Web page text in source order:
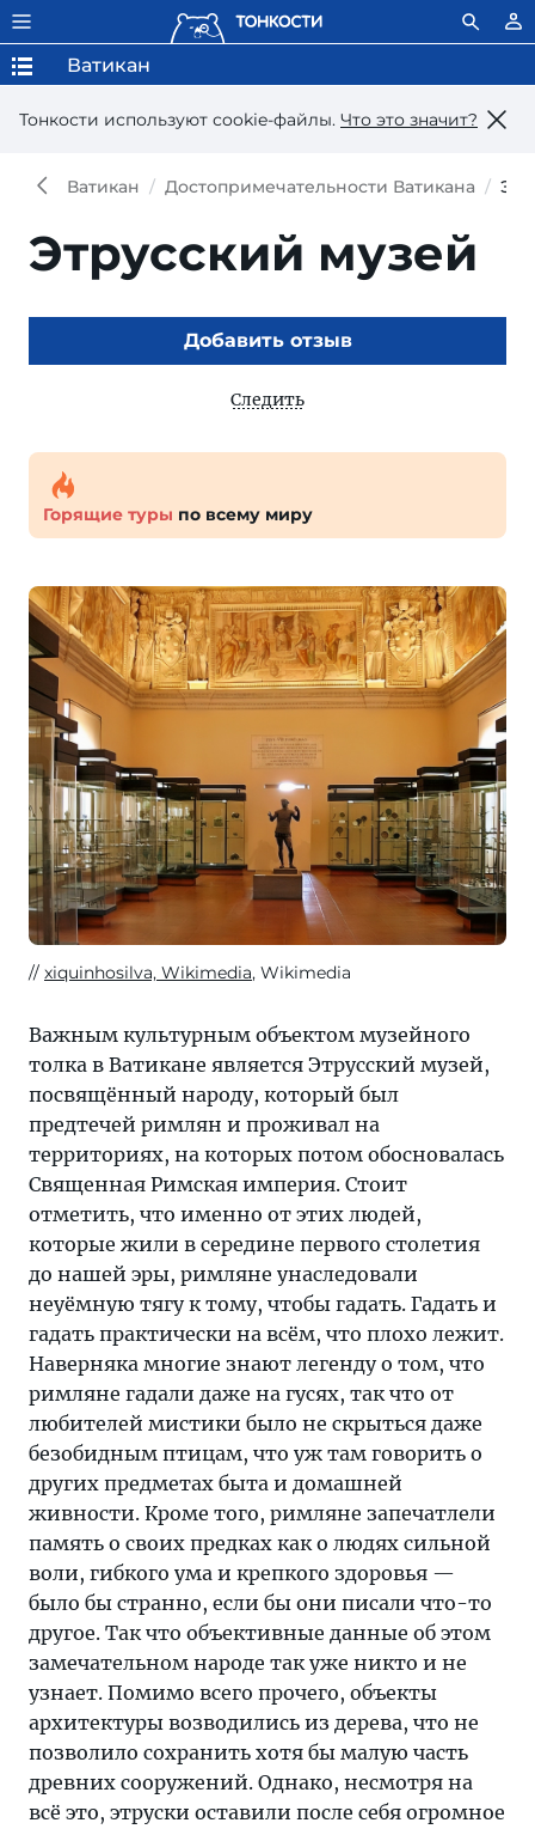
Тонкости используют сookie-файлы. Что это значит?
Ватикан
Ватикан Достопримечательности Ватикана
Этрусский музей
Добавить отзыв
Следить
Горящие туры по всему миру
xiquinhosilva, Wikimedia, Wikimedia
Важным культурным объектом музейного
толка в Ватикане является Этрусский музей,
посвящённый народу, который был
предтечей римлян и проживал на
территориях, на которых потом обосновалась
Священная Римская империя. Стоит
отметить, что именно от этих людей,
которые жили в середине первого столетия
до нашей эры, римляне унаследовали
неуёмную тягу к тому, чтобы гадать. Гадать и
гадать практически на всём, что плохо лежит.
Наверняка многие знают легенду о том, что
римляне гадали даже на гусях, так что от
любителей мистики было не скрыться даже
безобидным птицам, что уж там говорить о
других предметах быта и домашней
живности. Кроме того, римляне запечатлели
память о своих предках как о людях сильной
воли, гибкого ума и крепкого здоровья —
было бы странно, если бы они писали что-то
другое. Так что объективные данные об этом
замечательном народе так уже никто и не
узнает. Помимо всего прочего, объекты
архитектуры возводились из дерева, что не
позволило сохранить хотя бы малую часть
древних сооружений. Однако, несмотря на
всё это, этруски оставили после себя огромное